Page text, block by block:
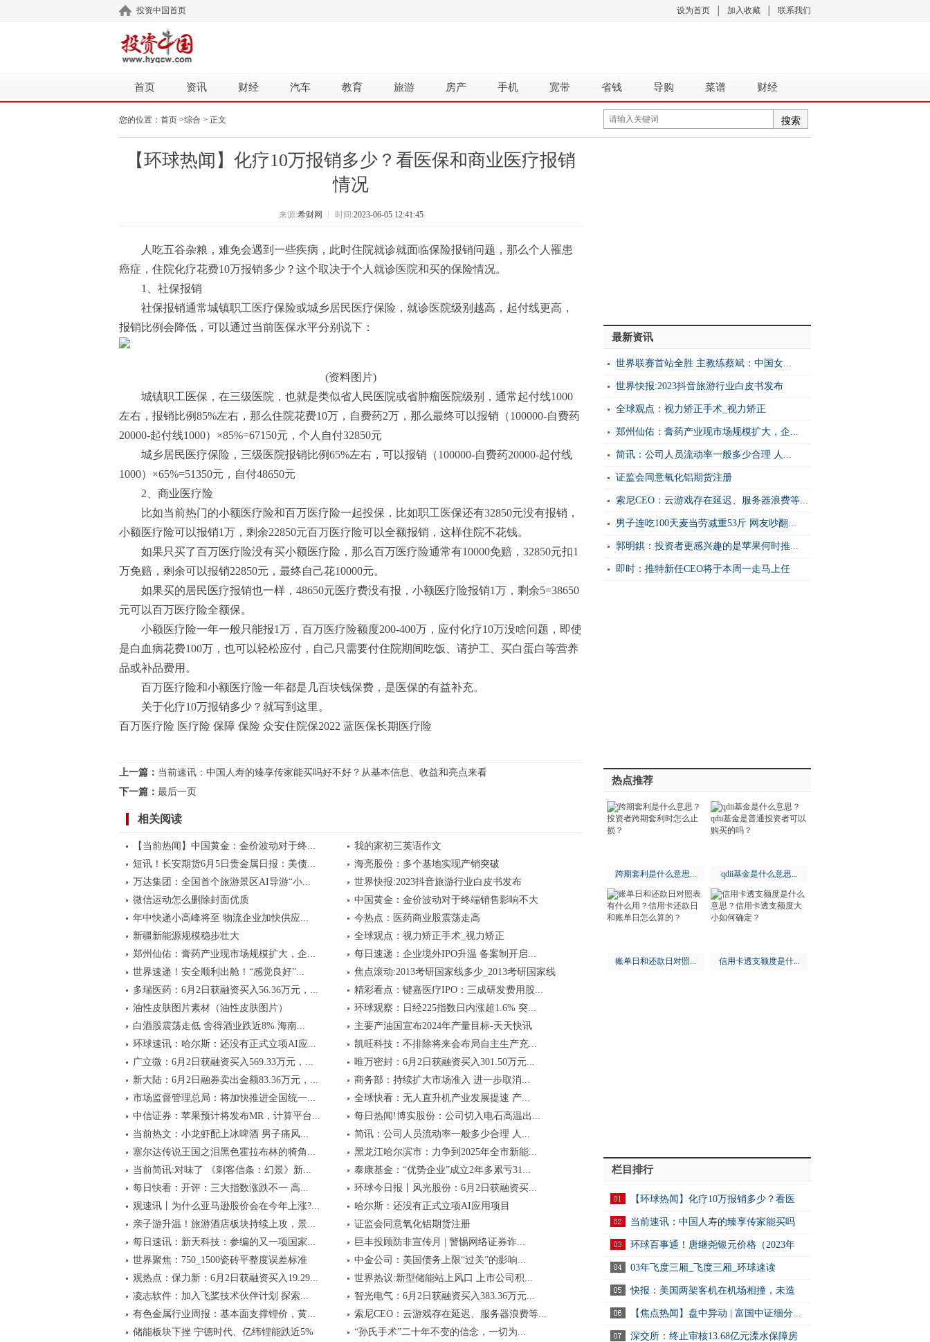
投资中国首页 设为首页 加入收藏 联系我们
首页 资讯 财经 汽车 教育 旅游 房产 手机 宽带 省钱 导购 菜谱 财经
您的位置： 首页 >综合 > 正文
【环球热闻】化疗10万报销多少？看医保和商业医疗报销
情况
来源:希财网 ┆ 时间:2023-06-05 12:41:45
人吃五谷杂粮，难免会遇到一些疾病，此时住院就诊就面临保险报销问题，那么个人罹患
癌症，住院化疗花费10万报销多少？这个取决于个人就诊医院和买的保险情况。
1、社保报销
社保报销通常城镇职工医疗保险或城乡居民医疗保险，就诊医院级别越高，起付线更高，
报销比例会降低，可以通过当前医保水平分别说下：
(资料图片)
城镇职工医保，在三级医院，也就是类似省人民医院或省肿瘤医院级别，通常起付线1000
左右，报销比例85%左右，那么住院花费10万，自费药2万，那么最终可以报销（100000-自费药
20000-起付线1000）×85%=67150元，个人自付32850元
城乡居民医疗保险，三级医院报销比例65%左右，可以报销（100000-自费药20000-起付线
1000）×65%=51350元，自付48650元
2、商业医疗险
比如当前热门的小额医疗险和百万医疗险一起投保，比如职工医保还有32850元没有报销，
小额医疗险可以报销1万，剩余22850元百万医疗险可以全额报销，这样住院不花钱。
如果只买了百万医疗险没有买小额医疗险，那么百万医疗险通常有10000免赔，32850元扣1
万免赔，剩余可以报销22850元，最终自己花10000元。
如果买的居民医疗报销也一样，48650元医疗费没有报，小额医疗险报销1万，剩余5=38650
元可以百万医疗险全额保。
小额医疗险一年一般只能报1万，百万医疗险额度200-400万，应付化疗10万没啥问题，即使
是白血病花费100万，也可以轻松应付，自己只需要付住院期间吃饭、请护工、买白蛋白等营养
品或补品费用。
百万医疗险和小额医疗险一年都是几百块钱保费，是医保的有益补充。
关于化疗10万报销多少？就写到这里。
百万医疗险 医疗险 保障 保险 众安住院保2022 蓝医保长期医疗险
上一篇： 当前速讯：中国人寿的臻享传家能买吗好不好？从基本信息、收益和亮点来看
下一篇： 最后一页
相关阅读
【当前热闻】中国黄金：金价波动对于终...
我的家初三英语作文
短讯！长安期货6月5日贵金属日报：美债...
海亮股份：多个基地实现产销突破
万达集团：全国首个旅游景区AI导游“小...
世界快报:2023抖音旅游行业白皮书发布
微信运动怎么删除封面优质
中国黄金：金价波动对于终端销售影响不大
年中快递小高峰将至 物流企业加快供应...
今热点：医药商业股震荡走高
新疆新能源规模稳步壮大
全球观点：视力矫正手术_视力矫正
郑州仙佑：膏药产业现市场规模扩大，企...
每日速递：企业境外IPO升温 备案制开启...
世界速递！安全顺利出舱！“感觉良好”...
焦点滚动:2013考研国家线多少_2013考研国家线
多瑞医药：6月2日获融资买入56.36万元，...
精彩看点：键嘉医疗IPO：三成研发费用股...
油性皮肤图片素材（油性皮肤图片）
环球观察：日经225指数日内涨超1.6% 突...
白酒股震荡走低 舍得酒业跌近8% 海南...
主要产油国宣布2024年产量目标-天天快讯
环球速讯：哈尔斯：还没有正式立项AI应...
凯旺科技：不排除将来会布局自主生产充...
广立微：6月2日获融资买入569.33万元，...
唯万密封：6月2日获融资买入301.50万元...
新大陆：6月2日融券卖出金额83.36万元，...
商务部：持续扩大市场准入 进一步取消...
市场监督管理总局：将加快推进全国统一...
全球快看：无人直升机产业发展提速 产...
中信证券：苹果预计将发布MR，计算平台...
每日热闻!博实股份：公司切入电石高温出...
当前热文：小龙虾配上冰啤酒 男子痛风...
简讯：公司人员流动率一般多少合理 人...
塞尔达传说王国之泪黑色霍拉布林的犄角...
黑龙江哈尔滨市：力争到2025年全市新能...
当前简讯:对味了 《刺客信条：幻景》新...
泰康基金：“优势企业”成立2年多累亏31...
每日快看：开评：三大指数涨跌不一 高...
环球今日报丨风光股份：6月2日获融资买...
观速讯丨为什么亚马逊股价会在今年上涨?...
哈尔斯：还没有正式立项AI应用项目
亲子游升温！旅游酒店板块持续上攻，景...
证监会同意氧化铝期货注册
每日速讯：新天科技：参编的又一项国家...
巨丰投顾防非宣传月 | 警惕网络证券诈...
世界聚焦：750_1500瓷砖平整度误差标准
中金公司：美国债务上限“过关”的影响...
观热点：保力新：6月2日获融资买入19.29...
世界热议:新型储能站上风口 上市公司积...
凌志软件：加入飞桨技术伙伴计划 探索...
智光电气：6月2日获融资买入383.36万元...
有色金属行业周报：基本面支撑锂价，黄...
索尼CEO：云游戏存在延迟、服务器浪费等...
储能板块下挫 宁德时代、亿纬锂能跌近5%
“孙氏手术”二十年不变的信念，一切为...
最新资讯
世界联赛首站全胜 主教练蔡斌：中国女...
世界快报:2023抖音旅游行业白皮书发布
全球观点：视力矫正手术_视力矫正
郑州仙佑：膏药产业现市场规模扩大，企...
简讯：公司人员流动率一般多少合理 人...
证监会同意氧化铝期货注册
索尼CEO：云游戏存在延迟、服务器浪费等...
男子连吃100天麦当劳减重53斤 网友吵翻...
郭明錤：投资者更感兴趣的是苹果何时推...
即时：推特新任CEO将于本周一走马上任
热点推荐
跨期套利是什么意思... qdii基金是什么意思...
账单日和还款日对照... 信用卡透支额度是什...
栏目排行
【环球热闻】化疗10万报销多少？看医
保... 当前速讯：中国人寿的臻享传家能买吗
好... 环球百事通！唐继尧银元价格（2023年
06... 03年飞度三厢_飞度三厢_环球速读
快报：美国两架客机在机场相撞，未造
成... 【焦点热闻】盘中异动 | 富国中证细分...
深交所：终止审核13.68亿元溧水保障房